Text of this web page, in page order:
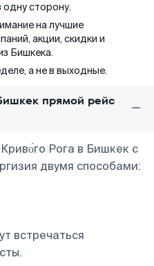
сторону.
на лучшие
акции, скидки и
Бишкека.
а не в выходные.
прямой рейс
Рога в Бишкек с
двумя способами:
встречаться